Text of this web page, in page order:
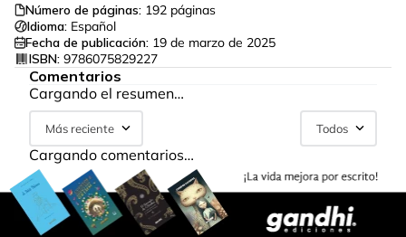
Número de páginas: 192 páginas
Idioma: Español
Fecha de publicación: 19 de marzo de 2025
ISBN: 9786075829227
Comentarios
Cargando el resumen…
Más reciente Todos
Cargando comentarios…